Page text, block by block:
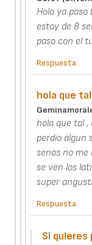
Hola ya
estoy de 8
paso con el
Respuesta
hola que
hola que tal ,
perdio algun
senos no
se ven los
super
Respuesta
Si